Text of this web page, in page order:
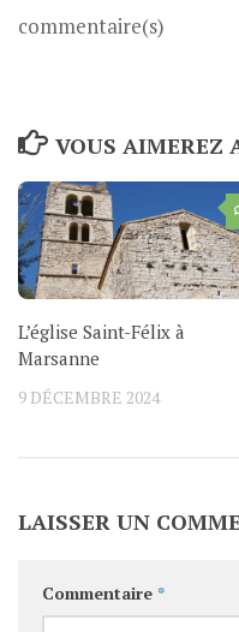
commentaire(s)
VOUS AIMEREZ
L’église Saint-Félix à
Marsanne
9 DÉCEMBRE 2024
LAISSER UN
Commentaire *